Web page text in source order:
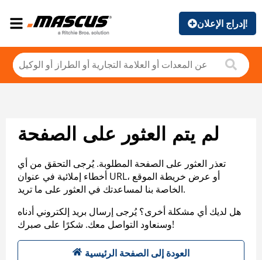
إدراج الإعلان!
لم يتم العثور على الصفحة
تعذر العثور على الصفحة المطلوبة. يُرجى التحقق من أي
أخطاء إملائية في عنوان URL، أو عرض خريطة الموقع
الخاصة بنا لمساعدتك في العثور على ما تريد.
هل لديك أي مشكلة أخرى؟ يُرجى إرسال بريد إلكتروني أدناه
وسنعاود التواصل معك. شكرًا على صبرك!
العودة إلى الصفحة الرئيسية